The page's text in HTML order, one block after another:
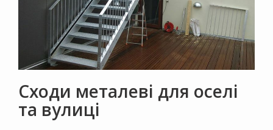
Сходи металеві для оселі
та вулиці